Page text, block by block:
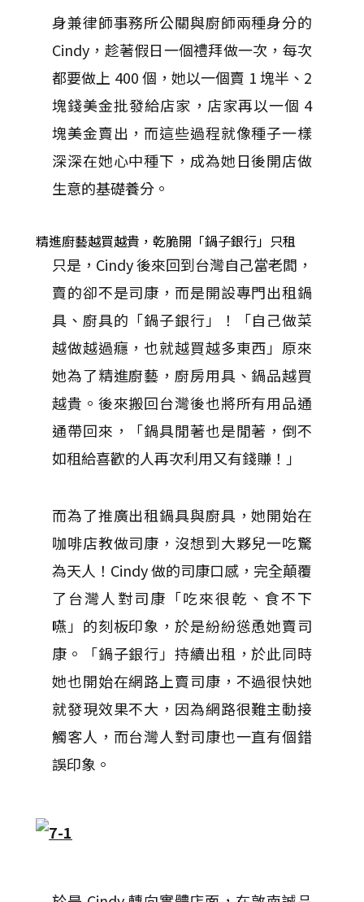
身兼律師事務所公關與廚師兩種身分的
Cindy，趁著假日一個禮拜做一次，每次
都要做上 400 個，她以一個賣 1 塊半、2
塊錢美金批發給店家，店家再以一個 4
塊美金賣出，而這些過程就像種子一樣
深深在她心中種下，成為她日後開店做
生意的基礎養分。
精進廚藝越買越貴，乾脆開「鍋子銀行」只租
只是，Cindy 後來回到台灣自己當老闆，
賣的卻不是司康，而是開設專門出租鍋
具、廚具的「鍋子銀行」！「自己做菜
越做越過癮，也就越買越多東西」原來
她為了精進廚藝，廚房用具、鍋品越買
越貴。後來搬回台灣後也將所有用品通
通帶回來，「鍋具閒著也是閒著，倒不
如租給喜歡的人再次利用又有錢賺！」
而為了推廣出租鍋具與廚具，她開始在
咖啡店教做司康，沒想到大夥兒一吃驚
為天人！Cindy 做的司康口感，完全顛覆
了台灣人對司康「吃來很乾、食不下
嚥」的刻板印象，於是紛紛慫恿她賣司
康。「鍋子銀行」持續出租，於此同時
她也開始在網路上賣司康，不過很快她
就發現效果不大，因為網路很難主動接
觸客人，而台灣人對司康也一直有個錯
誤印象。